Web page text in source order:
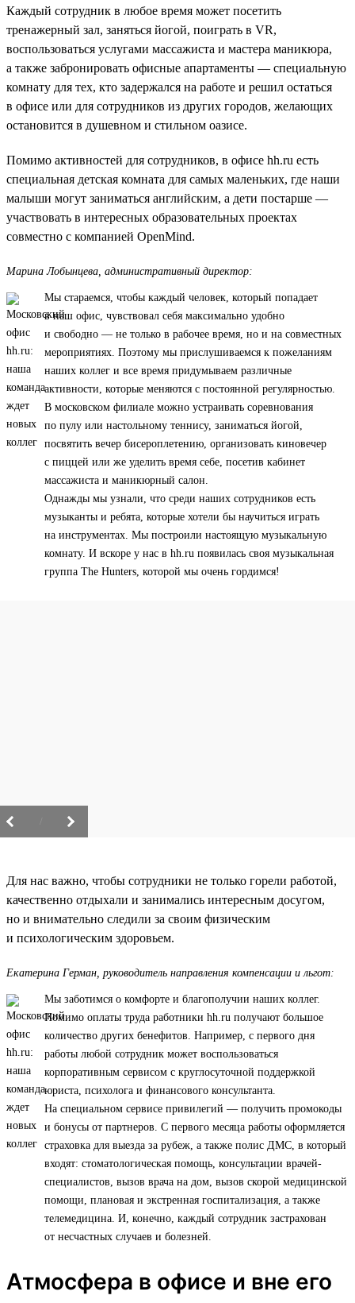
Каждый сотрудник в любое время может посетить
тренажерный зал, заняться йогой, поиграть в VR,
воспользоваться услугами массажиста и мастера маникюра,
а также забронировать офисные апартаменты — специальную
комнату для тех, кто задержался на работе и решил остаться
в офисе или для сотрудников из других городов, желающих
остановится в душевном и стильном оазисе.
Помимо активностей для сотрудников, в офисе hh.ru есть
специальная детская комната для самых маленьких, где наши
малыши могут заниматься английским, а дети постарше —
участвовать в интересных образовательных проектах
совместно с компанией OpenMind.
Марина Лобынцева, административный директор:
Мы стараемся, чтобы каждый человек, который попадает
в наш офис, чувствовал себя максимально удобно
и свободно — не только в рабочее время, но и на совместных
мероприятиях. Поэтому мы прислушиваемся к пожеланиям
наших коллег и все время придумываем различные
активности, которые меняются с постоянной регулярностью.
В московском филиале можно устраивать соревнования
по пулу или настольному теннису, заниматься йогой,
посвятить вечер бисероплетению, организовать киновечер
с пиццей или же уделить время себе, посетив кабинет
массажиста и маникюрный салон.
Однажды мы узнали, что среди наших сотрудников есть
музыканты и ребята, которые хотели бы научиться играть
на инструментах. Мы построили настоящую музыкальную
комнату. И вскоре у нас в hh.ru появилась своя музыкальная
группа The Hunters, которой мы очень гордимся!
Для нас важно, чтобы сотрудники не только горели работой,
качественно отдыхали и занимались интересным досугом,
но и внимательно следили за своим физическим
и психологическим здоровьем.
Екатерина Герман, руководитель направления компенсации и льгот:
Мы заботимся о комфорте и благополучии наших коллег.
Помимо оплаты труда работники hh.ru получают большое
количество других бенефитов. Например, с первого дня
работы любой сотрудник может воспользоваться
корпоративным сервисом с круглосуточной поддержкой
юриста, психолога и финансового консультанта.
На специальном сервисе привилегий — получить промокоды
и бонусы от партнеров. С первого месяца работы оформляется
страховка для выезда за рубеж, а также полис ДМС, в который
входят: стоматологическая помощь, консультации врачей-
специалистов, вызов врача на дом, вызов скорой медицинской
помощи, плановая и экстренная госпитализация, а также
телемедицина. И, конечно, каждый сотрудник застрахован
от несчастных случаев и болезней.
Атмосфера в офисе и вне его